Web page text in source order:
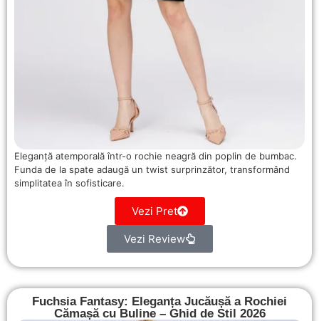
Eleganță atemporală într-o rochie neagră din poplin de bumbac.
Funda de la spate adaugă un twist surprinzător, transformând
simplitatea în sofisticare.
Vezi Pret
Vezi Review
Fuchsia Fantasy: Eleganța Jucăușă a Rochiei
Cămașă cu Buline – Ghid de Stil 2026